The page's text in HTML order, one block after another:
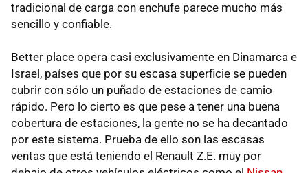
tradicional de carga con enchufe parece mucho más
sencillo y confiable.
Better place opera casi exclusivamente en Dinamarca e
Israel, países que por su escasa superficie se pueden
cubrir con sólo un puñado de estaciones de camio
rápido. Pero lo cierto es que pese a tener una buena
cobertura de estaciones, la gente no se ha decantado
por este sistema. Prueba de ello son las escasas
ventas que está teniendo el Renault Z.E. muy por